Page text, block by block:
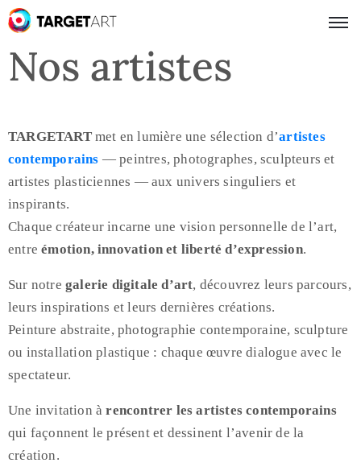
Nos artistes
TARGETARTmet en lumière une sélection d’artistes
contemporains — peintres, photographes, sculpteurs et
artistes plasticiennes — aux univers singuliers et
inspirants.
Chaque créateur incarne une vision personnelle de l’art,
entreémotion, innovation et liberté d’expression.
Sur notre galerie digitale d’art, découvrez leurs parcours,
leurs inspirations et leurs dernières créations.
Peinture abstraite, photographie contemporaine, sculpture
ou installation plastique : chaque œuvre dialogue avec le
spectateur.
Une invitation àrencontrer les artistes contemporains
qui façonnent le présent et dessinent l’avenir de la
création.